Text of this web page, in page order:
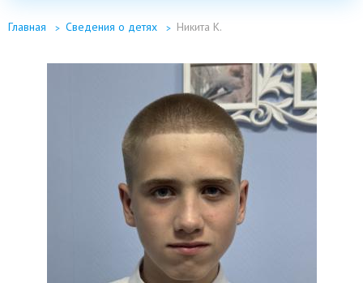
Главная Сведения о детях Никита К.